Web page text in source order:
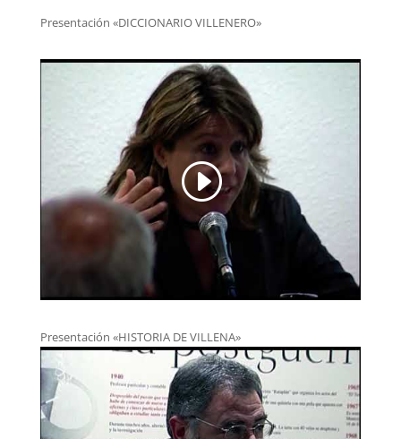
Presentación «DICCIONARIO VILLENERO»
Presentación «HISTORIA DE VILLENA»